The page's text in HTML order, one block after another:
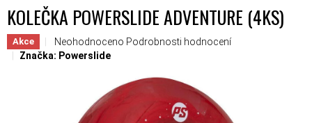
KOLEČKA POWERSLIDE ADVENTURE (4KS)
Akce Průměrné hodnocení produktu je 0,0 z 5 hvězdiček.
Neohodnoceno Podrobnosti hodnocení
Značka: Powerslide